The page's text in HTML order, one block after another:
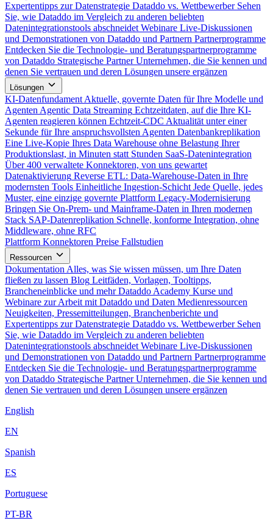
Expertentipps zur Datenstrategie Dataddo vs. Wettbewerber Sehen
Sie, wie Dataddo im Vergleich zu anderen beliebten
Datenintegrationstools abschneidet Webinare Live-Diskussionen
und Demonstrationen von Dataddo und Partnern Partnerprogramme
Entdecken Sie die Technologie- und Beratungspartnerprogramme
von Dataddo Strategische Partner Unternehmen, die Sie kennen und
denen Sie vertrauen und deren Lösungen unsere ergänzen
Lösungen
KI-Datenfundament Aktuelle, governte Daten für Ihre Modelle und
Agenten Agentic Data Streaming Echtzeitdaten, auf die Ihre KI-
Agenten reagieren können Echtzeit-CDC Aktualität unter einer
Sekunde für Ihre anspruchsvollsten Agenten Datenbankreplikation
Eine Live-Kopie Ihres Data Warehouse ohne Belastung Ihrer
Produktionslast, in Minuten statt Stunden SaaS-Datenintegration
Über 400 verwaltete Konnektoren, von uns gewartet
Datenaktivierung Reverse ETL: Data-Warehouse-Daten in Ihre
modernsten Tools Einheitliche Ingestion-Schicht Jede Quelle, jedes
Muster, eine einzige governte Plattform Legacy-Modernisierung
Bringen Sie On-Prem- und Mainframe-Daten in Ihren modernen
Stack SAP-Datenreplikation Schnelle, konforme Integration, ohne
Middleware, ohne RFC
Plattform Konnektoren Preise Fallstudien
Ressourcen
Dokumentation Alles, was Sie wissen müssen, um Ihre Daten
fließen zu lassen Blog Leitfäden, Vorlagen, Tooltipps,
Brancheneinblicke und mehr Dataddo Academy Kurse und
Webinare zur Arbeit mit Dataddo und Daten Medienressourcen
Neuigkeiten, Pressemitteilungen, Branchenberichte und
Expertentipps zur Datenstrategie Dataddo vs. Wettbewerber Sehen
Sie, wie Dataddo im Vergleich zu anderen beliebten
Datenintegrationstools abschneidet Webinare Live-Diskussionen
und Demonstrationen von Dataddo und Partnern Partnerprogramme
Entdecken Sie die Technologie- und Beratungspartnerprogramme
von Dataddo Strategische Partner Unternehmen, die Sie kennen und
denen Sie vertrauen und deren Lösungen unsere ergänzen
English
EN
Spanish
ES
Portuguese
PT-BR